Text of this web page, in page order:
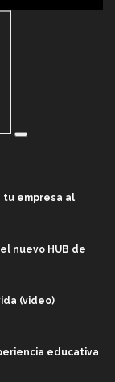
tu empresa al
nuevo HUB de
(video)
educativa